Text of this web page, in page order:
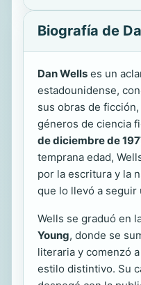
Biografía de
Dan Wells es un
estadounidense,
sus obras de
géneros de ciencia
de diciembre de
temprana edad,
por la escritura y la
que lo llevó a seguir
Wells se graduó en
Young, donde se
literaria y comenzó
estilo distintivo. Su